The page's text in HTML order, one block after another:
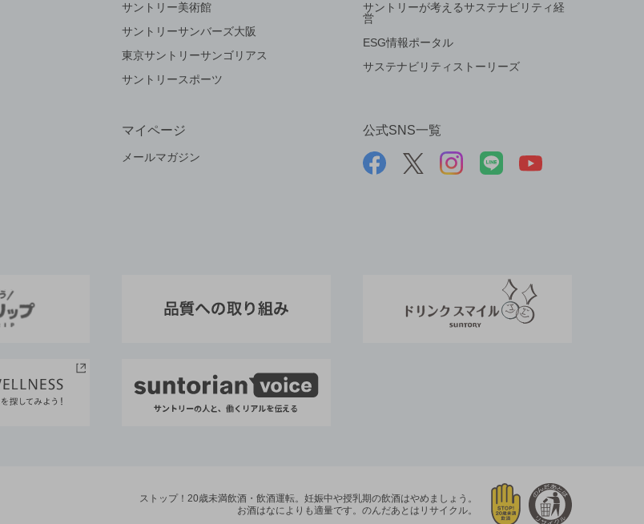
サントリー美術館
サントリーサンバーズ大阪
東京サントリーサンゴリアス
サントリースポーツ
サントリーが考えるサステナビリティ経
営
ESG情報ポータル
サステナビリティストーリーズ
マイページ
メールマガジン
公式SNS一覧
ストップ！20歳未満飲酒・飲酒運転。 妊娠中や授乳期の飲酒はやめましょう。
お酒はなによりも適量です。 のんだあとはリサイクル。